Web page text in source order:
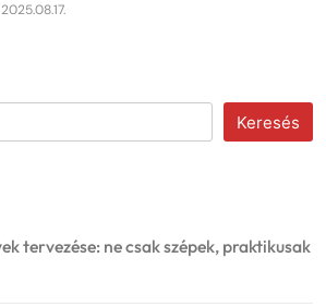
2025.08.17.
Keresés
tervezése: ne csak szépek, praktikusak